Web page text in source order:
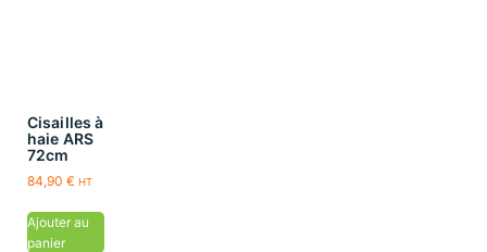
Cisailles à
haie ARS
72cm
84,90 € HT
Ajouter au
panier